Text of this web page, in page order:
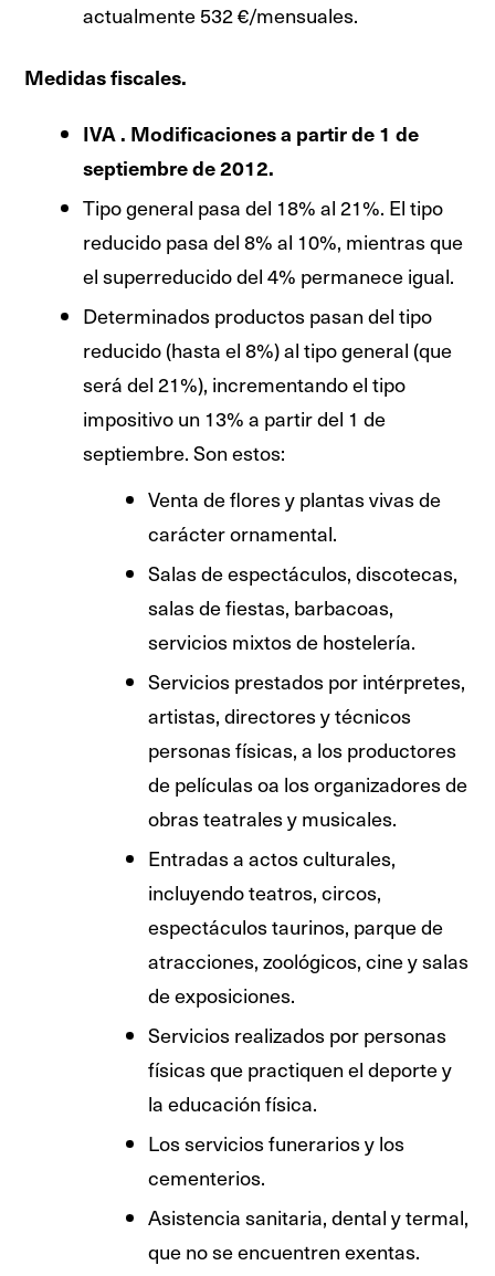
actualmente 532 €/mensuales.
Medidas fiscales.
IVA . Modificaciones a partir de 1 de
septiembre de 2012.
Tipo general pasa del 18% al 21%. El tipo
reducido pasa del 8% al 10%, mientras que
el superreducido del 4% permanece igual.
Determinados productos pasan del tipo
reducido (hasta el 8%) al tipo general (que
será del 21%), incrementando el tipo
impositivo un 13% a partir del 1 de
septiembre. Son estos:
Venta de flores y plantas vivas de
carácter ornamental.
Salas de espectáculos, discotecas,
salas de fiestas, barbacoas,
servicios mixtos de hostelería.
Servicios prestados por intérpretes,
artistas, directores y técnicos
personas físicas, a los productores
de películas oa los organizadores de
obras teatrales y musicales.
Entradas a actos culturales,
incluyendo teatros, circos,
espectáculos taurinos, parque de
atracciones, zoológicos, cine y salas
de exposiciones.
Servicios realizados por personas
físicas que practiquen el deporte y
la educación física.
Los servicios funerarios y los
cementerios.
Asistencia sanitaria, dental y termal,
que no se encuentren exentas.